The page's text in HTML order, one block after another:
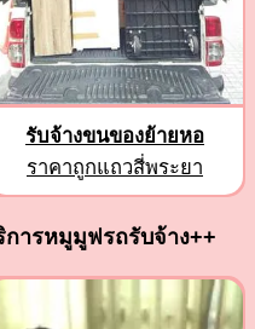
รับจ้างขนของย้ายหอ
ราคาถูกแถวสี่พระยา
ารหมูมูฟรถรับจ้าง++